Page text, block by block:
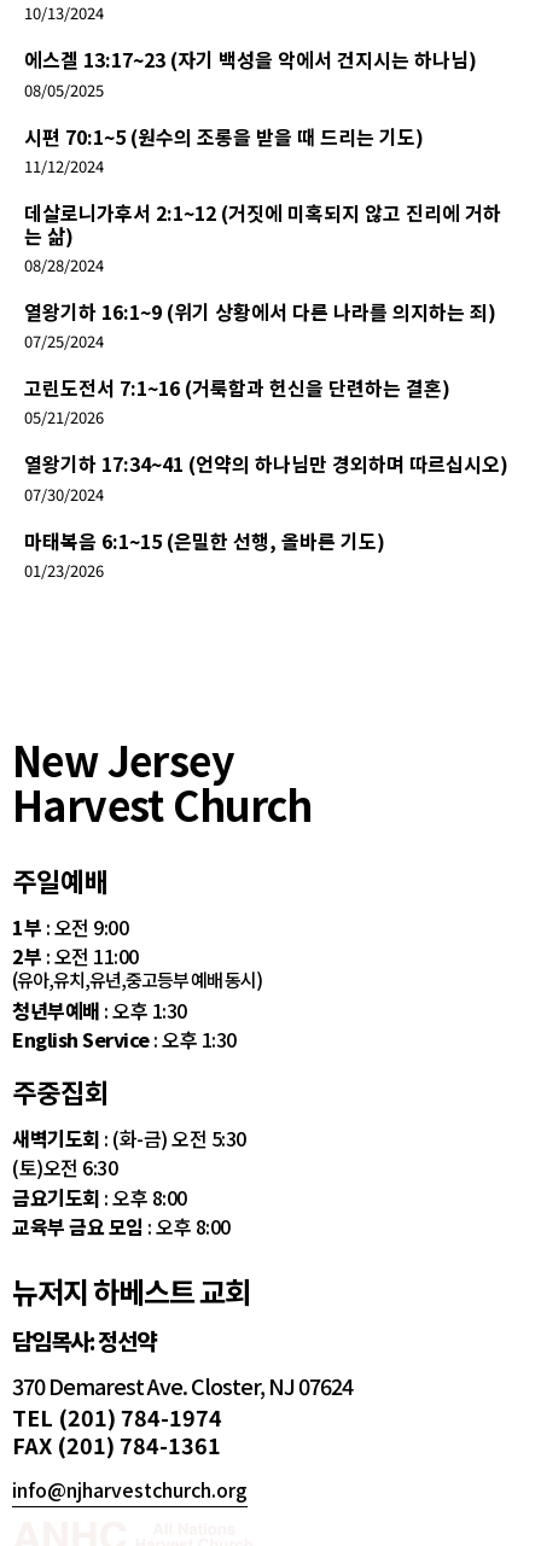
10/13/2024
에스겔 13:17~23 (자기 백성을 악에서 건지시는 하나님)
08/05/2025
시편 70:1~5 (원수의 조롱을 받을 때 드리는 기도)
11/12/2024
데살로니가후서 2:1~12 (거짓에 미혹되지 않고 진리에 거하
는 삶)
08/28/2024
열왕기하 16:1~9 (위기 상황에서 다른 나라를 의지하는 죄)
07/25/2024
고린도전서 7:1~16 (거룩함과 헌신을 단련하는 결혼)
05/21/2026
열왕기하 17:34~41 (언약의 하나님만 경외하며 따르십시오)
07/30/2024
마태복음 6:1~15 (은밀한 선행, 올바른 기도)
01/23/2026
New Jersey
Harvest Church
주일예배
1부 : 오전 9:00
2부 : 오전 11:00
(유아,유치,유년,중고등부 예배 동시)
청년부예배 : 오후 1:30
English Service: 오후 1:30
주중집회
새벽기도회 : (화-금) 오전 5:30
(토)오전 6:30
금요기도회 : 오후 8:00
교육부 금요 모임 : 오후 8:00
뉴저지 하베스트 교회
담임목사: 정선약
370 Demarest Ave. Closter, NJ 07624
TEL (201) 784-1974
FAX (201) 784-1361
info@njharvestchurch.org